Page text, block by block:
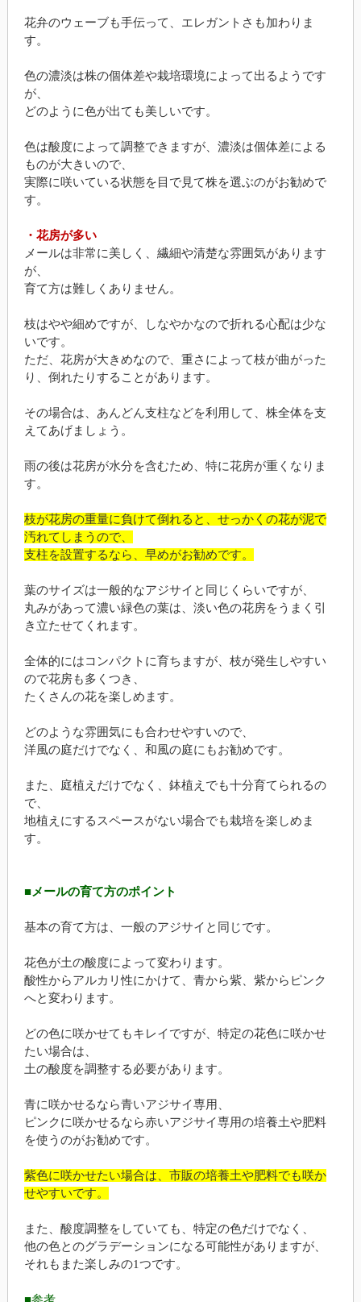
花弁のウェーブも手伝って、エレガントさも加わりま
す。
色の濃淡は株の個体差や栽培環境によって出るようです
が、
どのように色が出ても美しいです。
色は酸度によって調整できますが、濃淡は個体差による
ものが大きいので、
実際に咲いている状態を目で見て株を選ぶのがお勧めで
す。
・花房が多い
メールは非常に美しく、繊細や清楚な雰囲気があります
が、
育て方は難しくありません。
枝はやや細めですが、しなやかなので折れる心配は少な
いです。
ただ、花房が大きめなので、重さによって枝が曲がった
り、倒れたりすることがあります。
その場合は、あんどん支柱などを利用して、株全体を支
えてあげましょう。
雨の後は花房が水分を含むため、特に花房が重くなりま
す。
枝が花房の重量に負けて倒れると、せっかくの花が泥で
汚れてしまうので、
支柱を設置するなら、早めがお勧めです。
葉のサイズは一般的なアジサイと同じくらいですが、
丸みがあって濃い緑色の葉は、淡い色の花房をうまく引
き立たせてくれます。
全体的にはコンパクトに育ちますが、枝が発生しやすい
ので花房も多くつき、
たくさんの花を楽しめます。
どのような雰囲気にも合わせやすいので、
洋風の庭だけでなく、和風の庭にもお勧めです。
また、庭植えだけでなく、鉢植えでも十分育てられるの
で、
地植えにするスペースがない場合でも栽培を楽しめま
す。
■メールの育て方のポイント
基本の育て方は、一般のアジサイと同じです。
花色が土の酸度によって変わります。
酸性からアルカリ性にかけて、青から紫、紫からピンク
へと変わります。
どの色に咲かせてもキレイですが、特定の花色に咲かせ
たい場合は、
土の酸度を調整する必要があります。
青に咲かせるなら青いアジサイ専用、
ピンクに咲かせるなら赤いアジサイ専用の培養土や肥料
を使うのがお勧めです。
紫色に咲かせたい場合は、市販の培養土や肥料でも咲か
せやすいです。
また、酸度調整をしていても、特定の色だけでなく、
他の色とのグラデーションになる可能性がありますが、
それもまた楽しみの1つです。
■参考